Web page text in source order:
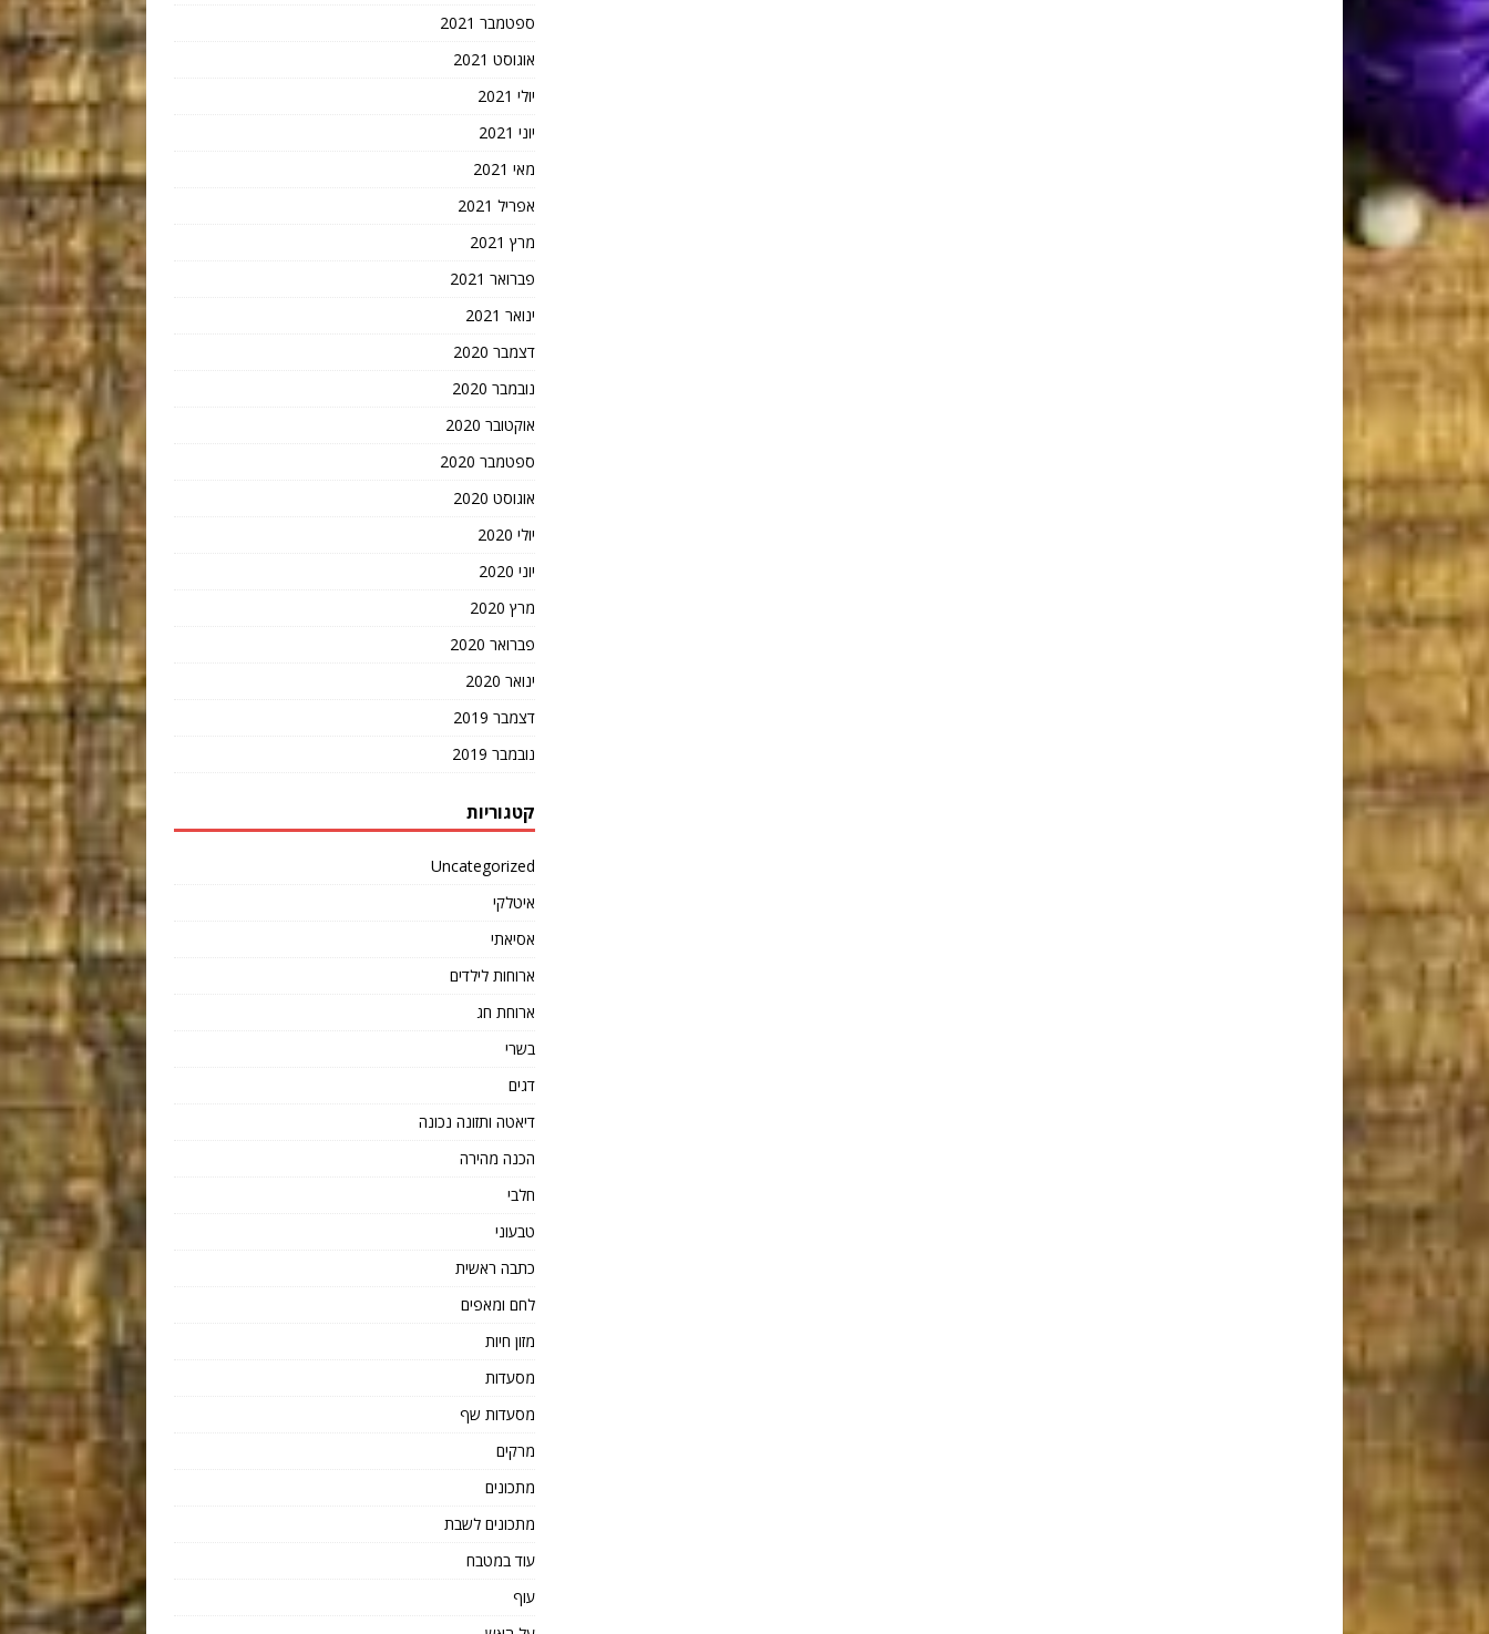
ספטמבר 2021
אוגוסט 2021
יולי 2021
יוני 2021
מאי 2021
אפריל 2021
מרץ 2021
פברואר 2021
ינואר 2021
דצמבר 2020
נובמבר 2020
אוקטובר 2020
ספטמבר 2020
אוגוסט 2020
יולי 2020
יוני 2020
מרץ 2020
פברואר 2020
ינואר 2020
דצמבר 2019
נובמבר 2019
קטגוריות
Uncategorized
איטלקי
אסיאתי
ארוחות לילדים
ארוחת חג
בשרי
דגים
דיאטה ותזונה נכונה
הכנה מהירה
חלבי
טבעוני
כתבה ראשית
לחם ומאפים
מזון חיות
מסעדות
מסעדות שף
מרקים
מתכונים
מתכונים לשבת
עוד במטבח
עוף